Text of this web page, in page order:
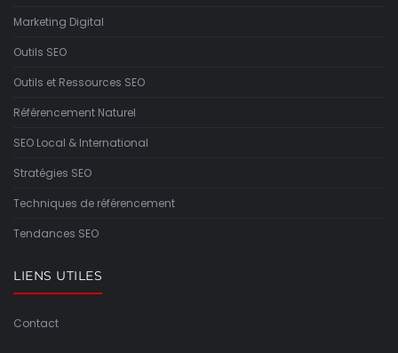
Marketing Digital
Outils SEO
Outils et Ressources SEO
Référencement Naturel
SEO Local & International
Stratégies SEO
Techniques de référencement
Tendances SEO
LIENS UTILES
Contact